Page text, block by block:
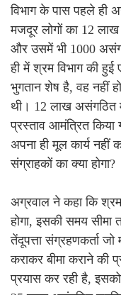
विभाग के पास पहले ही
मजदूर लोगों का 12 लाख
और उसमें भी 1000
ही में श्रम विभाग की
भुगतान शेष है, वह नहीं
थी। 12 लाख असंगठित
प्रस्ताव आमंत्रित किया
अपना ही मूल कार्य नहीं
संग्राहकों का क्या होगा?
अग्रवाल ने कहा कि श्रम
होगा, इसकी समय
तेंदूपत्ता संग्रहणकर्ता
कराकर बीमा कराने की
प्रयास कर रही है,